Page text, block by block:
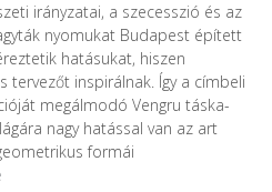
irányzatai, a szecesszió és az
nyomukat Budapest épített
hatásukat, hiszen
tervezőt inspirálnak. Így a címbeli
megálmodó Vengru táska-
nagy hatással van az art
formái